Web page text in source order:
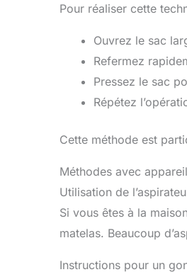
Pour réaliser cette
Ouvrez le sac
Refermez
Pressez le sac
Répétez
Cette méthode est
Méthodes avec
Utilisation de
Si vous êtes à la
matelas. Beaucoup
Instructions pour un